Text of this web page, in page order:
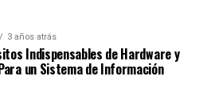
3 años atrás
Indispensables de Hardware y
un Sistema de Información